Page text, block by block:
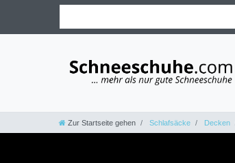
Zur Startseite gehen Schlafsäcke Decken